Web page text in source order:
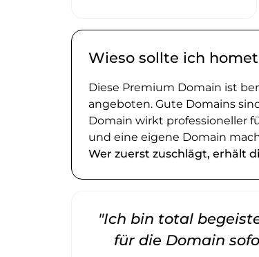
Wieso sollte ich
Diese Premium Domain ist
angeboten. Gute Domains
Domain wirkt professioneller
und eine eigene Domain
Wer zuerst zuschlägt, erhält
"Ich bin total
für die Domain